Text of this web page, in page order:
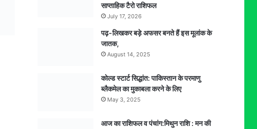
साप्ताहिक टैरो राशिफल
July 17, 2026
पढ़-लिखकर बड़े अफसर बनते हैं इस मूलांक के
जातक,
August 14, 2025
कोल्ड स्टार्ट सिद्धांत: पाकिस्तान के परमाणु
ब्लैकमेल का मुकाबला करने के लिए
May 3, 2025
आज का राशिफल व पंचांग:मिथुन राशि : मन की